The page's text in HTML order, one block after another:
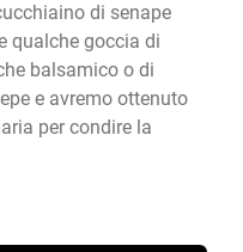
di senape
qualche goccia di
balsamico o di
e avremo ottenuto
per condire la